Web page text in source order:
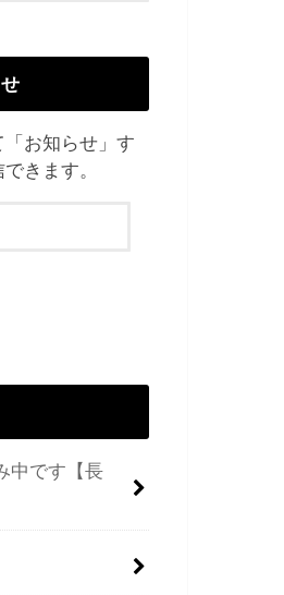
「お知らせ」す
きます。
中です【長